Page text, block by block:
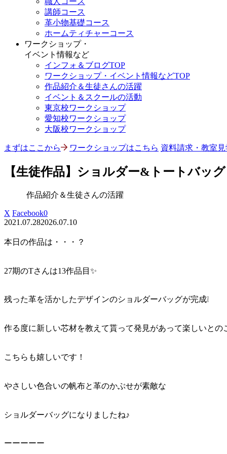
講師コース
革小物基礎コース
ホームティチャーコース
ワークショップ・
イベント情報など
インフォ＆ブログTOP
ワークショップ・イベント情報などTOP
作品紹介＆生徒さんの活躍
イベント＆スクールの活動
東京校ワークショップ
愛知校ワークショップ
大阪校ワークショップ
まずはここから ワークショップはこちら 資料請求・教室
【生徒作品】ショルダー&トートバッグ
作品紹介＆生徒さんの活躍
X Facebook0
2021.07.282026.07.10
本日の作品は・・・？
27期のTさんは13作品目✨
残った革を活かしたデザインのショルダーバッグが完成❕
作る度に新しい芯材を教えて貰って発見があって楽しいとの
こちらも嬉しいです！
やさしい色合いの帆布と革のかぶせが素敵な
ショルダーバッグになりましたね♪
ーーーーー